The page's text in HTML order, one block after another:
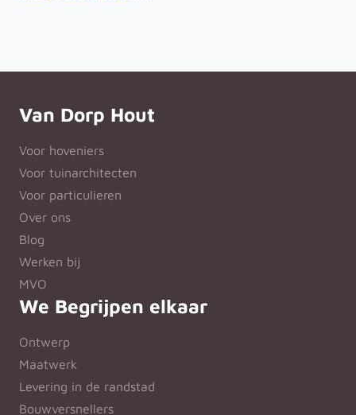
Van Dorp Hout
Voor hoveniers
Voor tuinarchitecten
Voor particulieren
Over ons
Blog
Werken bij
MVO
We Begrijpen elkaar
Ontwerp
Maatwerk
Levering in de randstad
Bouwversnellers